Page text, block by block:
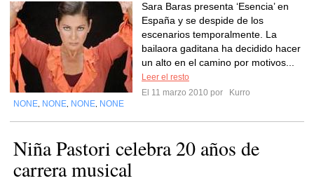
Sara Baras presenta ‘Esencia’ en
España y se despide de los
escenarios temporalmente. La
bailaora gaditana ha decidido hacer
un alto en el camino por motivos...
Leer el resto
El 11 marzo 2010 por
Kurro
NONE NONE NONE NONE
Niña Pastori celebra 20 años de
carrera musical